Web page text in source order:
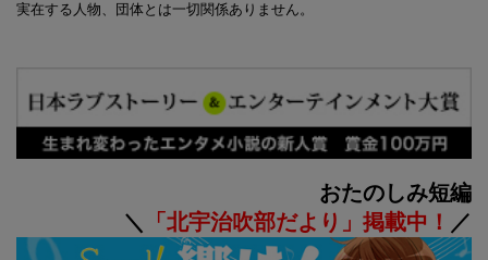
実在する人物、団体とは一切関係ありません。
おたのしみ短編
＼
「北宇治吹部だより」掲載中！ ／